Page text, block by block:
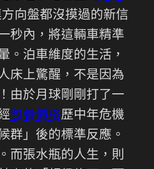
向盤都沒摸過的新信
秒內，將這輛車精準
。泊車維度的生活，
床上驚醒，不是因為
由於月球剛剛打了一
包養價格歷中年危機
群」後的標準反應。
而張水瓶的人生，則